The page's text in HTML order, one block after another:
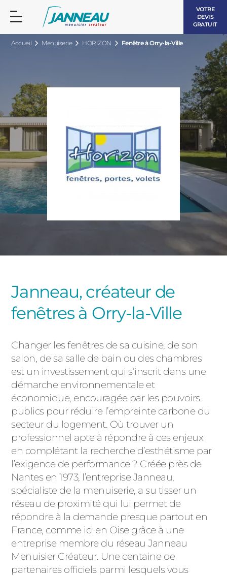
VOTRE
DEVIS
GRATUIT
Accueil Menuiserie HORIZON Fenêtre à Orry-la-Ville
Janneau, créateur de
fenêtres à Orry-la-Ville
Changer les fenêtres de sa cuisine, de son
salon, de sa salle de bain ou des chambres
est un investissement qui s’inscrit dans une
démarche environnementale et
économique, encouragée par les pouvoirs
publics pour réduire l’empreinte carbone du
secteur du logement. Où trouver un
professionnel apte à répondre à ces enjeux
en complétant la recherche d’esthétisme par
l’exigence de performance ? Créée près de
Nantes en 1973, l’entreprise Janneau,
spécialiste de la menuiserie, a su tisser un
réseau de proximité qui lui permet de
répondre à la demande presque partout en
France, comme ici en Oise grâce à une
entreprise membre du réseau Janneau
Menuisier Créateur. Une centaine de
partenaires officiels parmi lesquels vous
FENÊTRES ET PORTES-FENÊTRES
BOIS
ALUMINIUM
ACIER
BAIES VITRÉES
PORTES D’ENTRÉE
LES CONTEMPORAINES
LES INTEMPORELLES
VOLETS ROULANTS
PERGOLAS
CLÔTURES